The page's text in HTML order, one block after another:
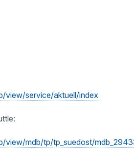
view/service/aktuell/index
mdb/tp/tp_suedost/